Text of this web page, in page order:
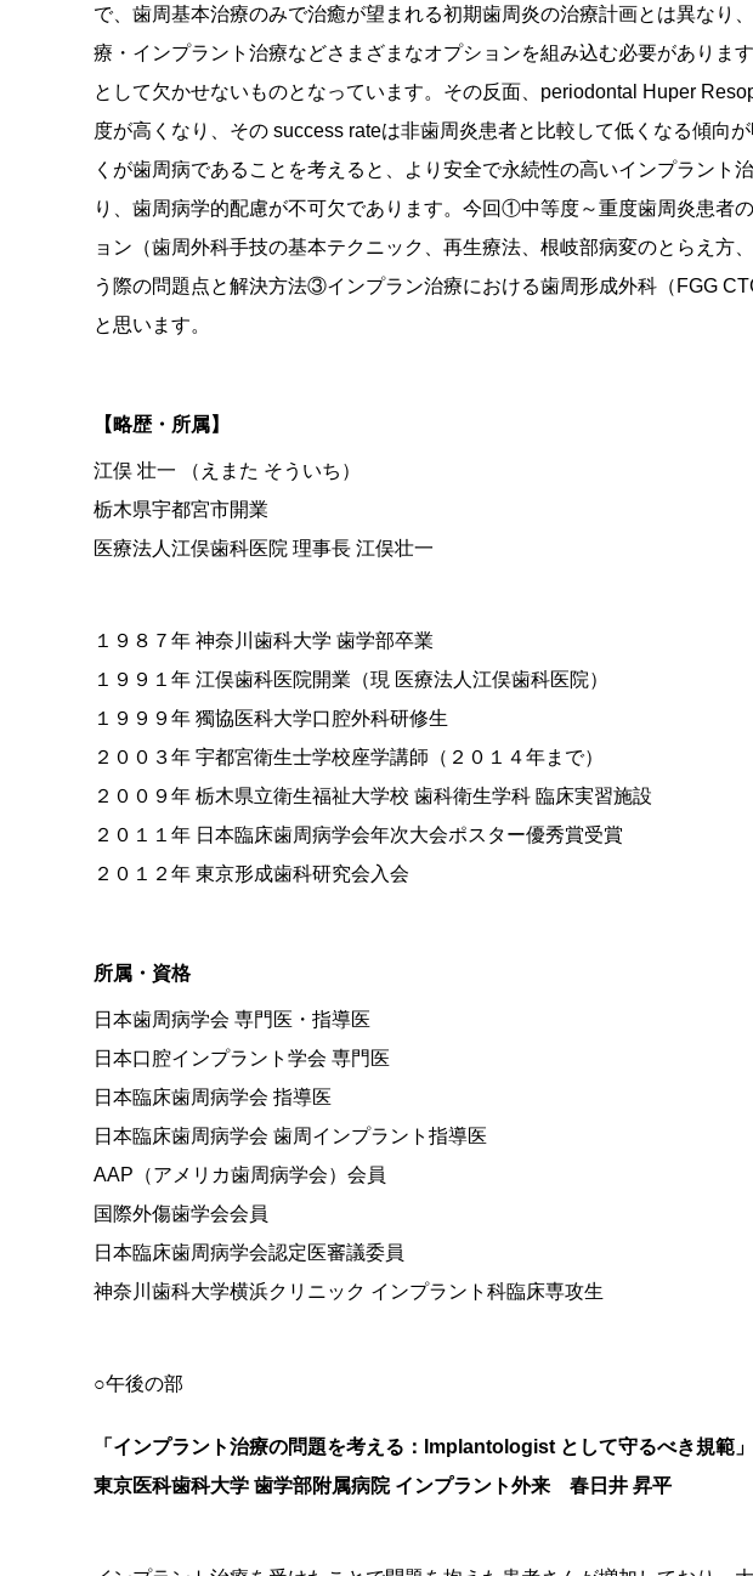
で、歯周基本治療のみで治癒が望まれる初期歯周炎の治療計画とは異なり
療・インプラント治療などさまざまなオプションを組み込む必要がありま
として欠かせないものとなっています。その反面、periodontal Huper
度が高くなり、その success rateは非歯周炎患者と比較して低くなる傾向
くが歯周病であることを考えると、より安全で永続性の高いインプラント
り、歯周病学的配慮が不可欠であります。今回①中等度～重度歯周炎患者
ョン（歯周外科手技の基本テクニック、再生療法、根岐部病変のとらえ
う際の問題点と解決方法③インプラン治療における歯周形成外科（FGG
と思います。
【略歴・所属】
江俣 壮一 （えまた そういち）
栃木県宇都宮市開業
医療法人江俣歯科医院 理事長 江俣壮一
１９８７年 神奈川歯科大学 歯学部卒業
１９９１年 江俣歯科医院開業（現 医療法人江俣歯科医院）
１９９９年 獨協医科大学口腔外科研修生
２００３年 宇都宮衛生士学校座学講師（２０１４年まで）
２００９年 栃木県立衛生福祉大学校 歯科衛生学科 臨床実習施設
２０１１年 日本臨床歯周病学会年次大会ポスター優秀賞受賞
２０１２年 東京形成歯科研究会入会
所属・資格
日本歯周病学会 専門医・指導医
日本口腔インプラント学会 専門医
日本臨床歯周病学会 指導医
日本臨床歯周病学会 歯周インプラント指導医
AAP（アメリカ歯周病学会）会員
国際外傷歯学会会員
日本臨床歯周病学会認定医審議委員
神奈川歯科大学横浜クリニック インプラント科臨床専攻生
○午後の部
「インプラント治療の問題を考える：Implantologist として守るべき規範」
東京医科歯科大学 歯学部附属病院 インプラント外来 春日井 昇平